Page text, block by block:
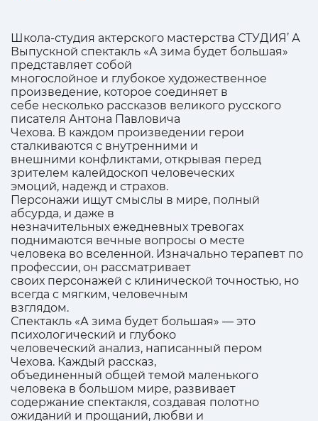
Школа-студия актерского мастерства СТУДИЯ’ А
Выпускной спектакль «А зима будет большая»
представляет собой
многослойное и глубокое художественное
произведение, которое соединяет в
себе несколько рассказов великого русского
писателя Антона Павловича
Чехова. В каждом произведении герои
сталкиваются с внутренними и
внешними конфликтами, открывая перед
зрителем калейдоскоп человеческих
эмоций, надежд и страхов.
Персонажи ищут смыслы в мире, полный
абсурда, и даже в
незначительных ежедневных тревогах
поднимаются вечные вопросы о месте
человека во вселенной. Изначально терапевт по
профессии, он рассматривает
своих персонажей с клинической точностью, но
всегда с мягким, человечным
взглядом.
Спектакль «А зима будет большая» — это
психологический и глубоко
человеческий анализ, написанный пером
Чехова. Каждый рассказ,
объединенный общей темой маленького
человека в большом мире, развивает
содержание спектакля, создавая полотно
ожиданий и прощаний, любви и